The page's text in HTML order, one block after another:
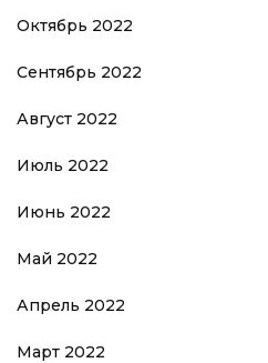
Октябрь 2022
Сентябрь 2022
Август 2022
Июль 2022
Июнь 2022
Май 2022
Апрель 2022
Март 2022